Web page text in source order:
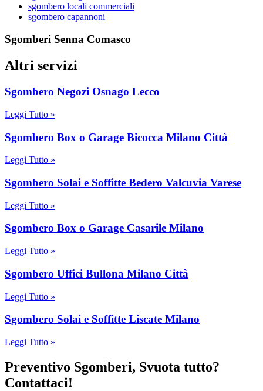
sgombero locali commerciali
sgombero capannoni
Sgomberi Senna Comasco
Altri servizi
Sgombero Negozi Osnago Lecco
Leggi Tutto »
Sgombero Box o Garage Bicocca Milano Città
Leggi Tutto »
Sgombero Solai e Soffitte Bedero Valcuvia Varese
Leggi Tutto »
Sgombero Box o Garage Casarile Milano
Leggi Tutto »
Sgombero Uffici Bullona Milano Città
Leggi Tutto »
Sgombero Solai e Soffitte Liscate Milano
Leggi Tutto »
Preventivo Sgomberi, Svuota tutto?
Contattaci!